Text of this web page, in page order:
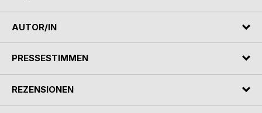
AUTOR/IN
PRESSESTIMMEN
REZENSIONEN